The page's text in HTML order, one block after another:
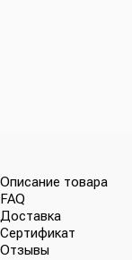
Описание товара
FAQ
Доставка
Сертификат
Отзывы